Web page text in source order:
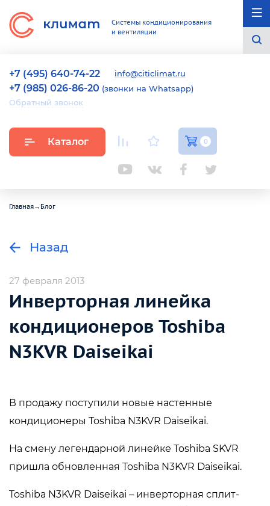
Системы кондиционирования
и вентиляции
+7 (495) 640-74-22 info@citiclimat.ru
+7 (985) 026-86-20 (звонки на Whatsapp)
Обратный звонок
Каталог 0
Главная→ Блог
Назад
27 февраля 2013
Инверторная линейка
кондиционеров Toshiba
N3KVR Daiseikai
В продажу поступили новые настенные
кондиционеры Toshiba N3KVR Daiseikai.
На смену легендарной линейке Toshiba SKVR
пришла обновленная Toshiba N3KVR Daiseikai.
Toshiba N3KVR Daiseikai – инверторная сплит-